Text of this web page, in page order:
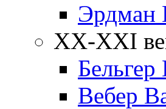
Эрдман
ХХ-XXI
Бельгер
Вебер